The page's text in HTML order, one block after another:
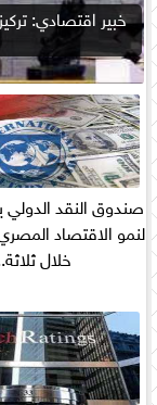
خبير اقتصادي:
صندوق النقد الدولي
لنمو الاقتصاد المصري
خلال